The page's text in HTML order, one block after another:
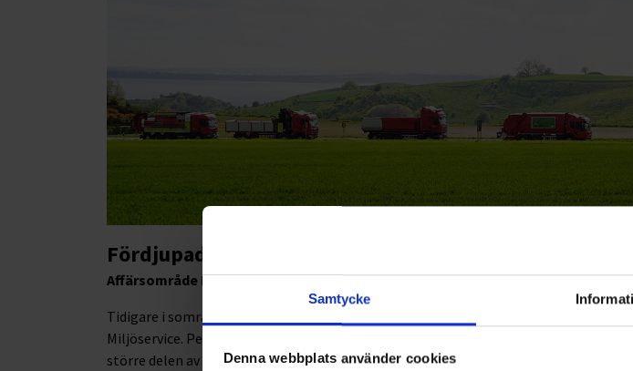
Samtycke
Denna webbplats använder cookies
Fördjupad information
Affärsområde Miljöservice
Tidigare i somras påbörjade Peter Hultman sin roll som vice vd och
Miljöservice. Peter kommer senast från rollen som vd på Nordisk Återvinning Service
större delen av sin karriär åt såväl operativa som strategiska uppdrag inom